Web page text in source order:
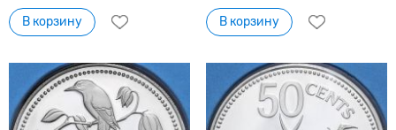
В корзину В корзину